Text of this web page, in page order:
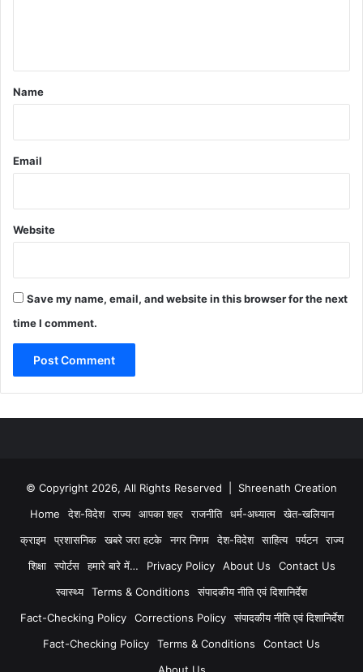
*
Name
Email
Website
Save my name, email, and website in this browser for the next
time I comment.
© Copyright 2026, All Rights Reserved | Shreenath Creation
Home
देश-विदेश राज्य आपका शहर राजनीति धर्म-अध्यात्म
खेत-खलियान
क्राइम
प्रशासनिक खबरे जरा हटके नगर निगम देश-विदेश साहित्य पर्यटन
राज्य
शिक्षा
स्पोर्टस हमारे बारे में… Privacy Policy About Us
Contact Us
स्वास्थ्य
Terms & Conditions
संपादकीय नीति एवं दिशानिर्देश
Fact-Checking Policy
Corrections Policy
संपादकीय नीति एवं दिशानिर्देश
Fact-Checking Policy
Terms & Conditions
Contact Us
About Us